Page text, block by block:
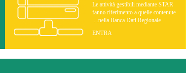
Le attività gestibili mediante STAR
fanno riferimento a quelle contenute
nella Banca Dati Regionale....
ENTRA